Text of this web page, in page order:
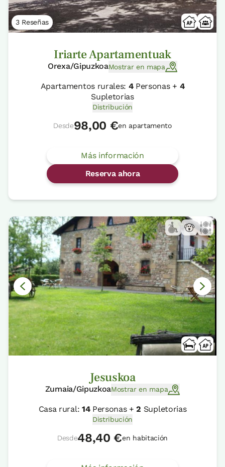
3 Reseñas
Iriarte Apartamentuak
Orexa/GipuzkoaMostrar en mapa
Apartamentos rurales: 4Personas + 4
Supletorias
Distribución
Desde98,00 €en apartamento
Más información
Reserva ahora
Jesuskoa
Zumaia/GipuzkoaMostrar en mapa
Casa rural: 14Personas +2 Supletorias
Distribución
Desde48,40 €en habitación